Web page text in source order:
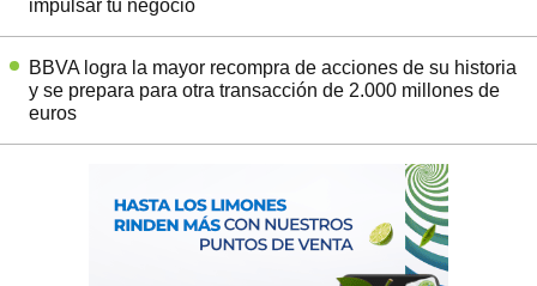
impulsar tu negocio
BBVA logra la mayor recompra de acciones de su historia
y se prepara para otra transacción de 2.000 millones de
euros